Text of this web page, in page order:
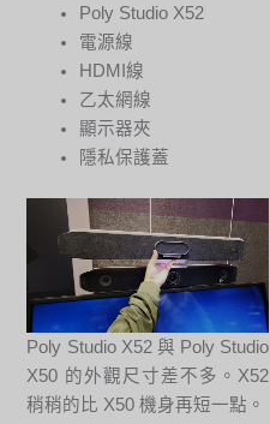
Poly Studio X52
電源線
HDMI線
乙太網線
顯示器夾
隱私保護蓋
Poly Studio X52 與 Poly Studio
X50 的外觀尺寸差不多。X52
稍稍的比 X50 機身再短一點。